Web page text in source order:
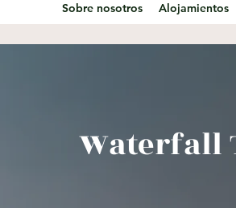
Sobre nosotros Alojamientos
Waterfall